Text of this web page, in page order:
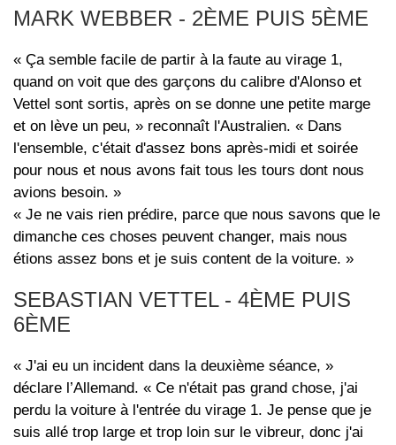
MARK WEBBER - 2ÈME PUIS 5ÈME
« Ça semble facile de partir à la faute au virage 1,
quand on voit que des garçons du calibre d'Alonso et
Vettel sont sortis, après on se donne une petite marge
et on lève un peu, » reconnaît l'Australien. « Dans
l'ensemble, c'était d'assez bons après-midi et soirée
pour nous et nous avons fait tous les tours dont nous
avions besoin. »
« Je ne vais rien prédire, parce que nous savons que le
dimanche ces choses peuvent changer, mais nous
étions assez bons et je suis content de la voiture. »
SEBASTIAN VETTEL - 4ÈME PUIS
6ÈME
« J'ai eu un incident dans la deuxième séance, »
déclare l’Allemand. « Ce n'était pas grand chose, j'ai
perdu la voiture à l'entrée du virage 1. Je pense que je
suis allé trop large et trop loin sur le vibreur, donc j'ai